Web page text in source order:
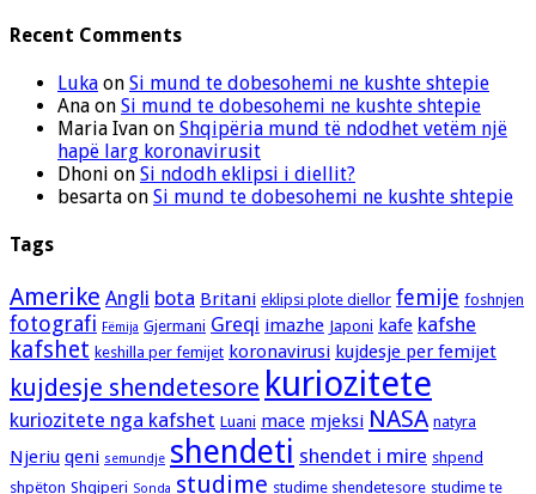
Recent Comments
Luka on Si mund te dobesohemi ne kushte shtepie
Ana on Si mund te dobesohemi ne kushte shtepie
Maria Ivan on Shqipëria mund të ndodhet vetëm një
hapë larg koronavirusit
Dhoni on Si ndodh eklipsi i diellit?
besarta on Si mund te dobesohemi ne kushte shtepie
Tags
Amerike Angli bota Britani eklipsi plote diellor femije foshnjen
fotografi Fëmija Gjermani Greqi imazhe Japoni kafe kafshe
kafshet keshilla per femijet koronavirusi kujdesje per femijet
kujdesje shendetesore kuriozitete
kuriozitete nga kafshet Luani mace mjeksi NASA natyra
Njeriu qeni semundje shendeti shendet i mire shpend
shpëton Shqiperi Sonda studime studime shendetesore studime te